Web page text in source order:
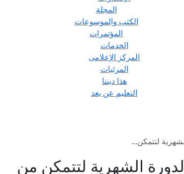
المجلة
الكتب والموسوعات
المؤتمرات
الخدمات
المركز الإعلامى
المرئيات
هذا ديننا
التعليم عن بعد
لتتمكن...
الشهرية لتتمكن من